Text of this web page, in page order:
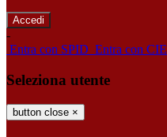
-
Entra con SPID Entra con CIE
Seleziona utente
button close ×